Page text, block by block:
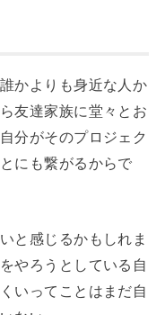
かよりも身近な人か
友達家族に堂々とお
分がそのプロジェク
にも繋がるからで
と感じるかもしれま
やろうとしている自
いってことはまだ自